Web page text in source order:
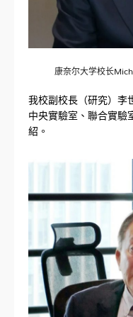
康奈尔大学校长
我校副校長（研究）李
中央實驗室、聯合實驗
紹。